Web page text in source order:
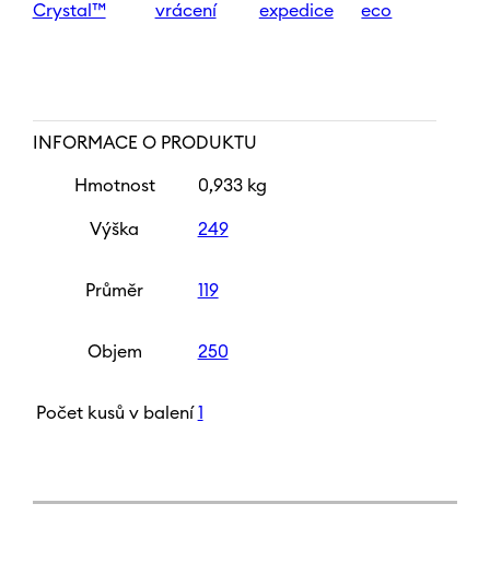
Crystal™
vrácení
expedice
eco
INFORMACE O PRODUKTU
Hmotnost 0,933 kg
Výška 249
Průměr 119
Objem 250
Počet kusů v balení 1